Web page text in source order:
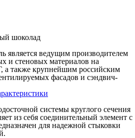
шоколад
является ведущим производителем
и стеновых материалов на
а также крупнейшим российским
фасадов и сэндвич-
системы круглого сечения
из себя соединительный элемент с
для надежной стыковки